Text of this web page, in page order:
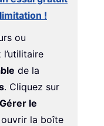
!
ou
de la
. Cliquez sur
Gérer le
la boîte